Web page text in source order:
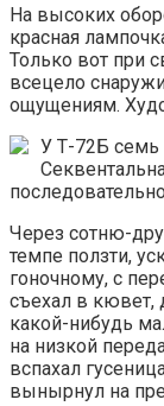
На высоких
красная
Только вот при
всецело
ощущениям.
У Т-72Б семь
Через сотню-
темпе ползти,
гоночному, с
съехал в кювет,
какой-нибудь
на низкой
вспахал
вынырнул на